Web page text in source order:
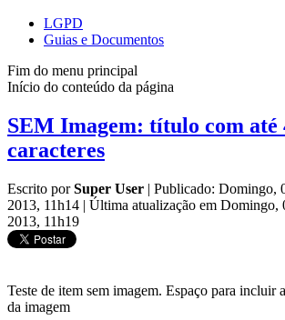
LGPD
Guias e Documentos
Fim do menu principal
Início do conteúdo da página
SEM Imagem: título com até
caracteres
Escrito porSuper User | Publicado: Domingo,
2013, 11h14 | Última atualização em Domingo,
2013, 11h19
Teste de item sem imagem. Espaço para incluir
da imagem